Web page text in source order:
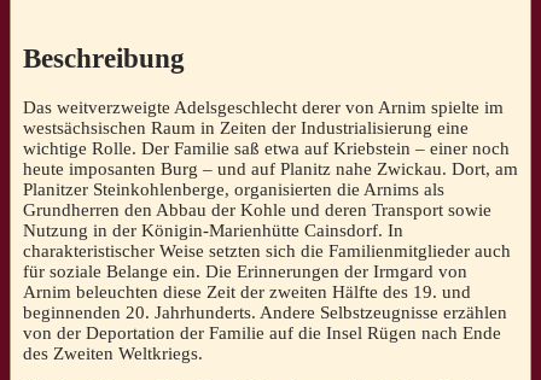
Burkhardt]
Menge
Beschreibung
Das weitverzweigte Adelsgeschlecht derer von Arnim spielte im
westsächsischen Raum in Zeiten der Industrialisierung eine
wichtige Rolle. Der Familie saß etwa auf Kriebstein – einer noch
heute imposanten Burg – und auf Planitz nahe Zwickau. Dort, am
Planitzer Steinkohlenberge, organisierten die Arnims als
Grundherren den Abbau der Kohle und deren Transport sowie
Nutzung in der Königin-Marienhütte Cainsdorf. In
charakteristischer Weise setzten sich die Familienmitglieder auch
für soziale Belange ein. Die Erinnerungen der Irmgard von
Arnim beleuchten diese Zeit der zweiten Hälfte des 19. und
beginnenden 20. Jahrhunderts. Andere Selbstzeugnisse erzählen
von der Deportation der Familie auf die Insel Rügen nach Ende
des Zweiten Weltkriegs.